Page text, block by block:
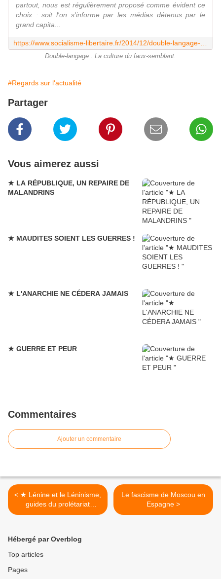
partout, nous est régulièrement proposé comme évident ce
choix : soit l'on s'informe par les médias détenus par le
grand capita...
Double-langage : La culture du faux-semblant.
#Regards sur l'actualité
Partager
Vous aimerez aussi
★ LA RÉPUBLIQUE, UN REPAIRE DE
MALANDRINS
★ MAUDITES SOIENT LES GUERRES !
★ L'ANARCHIE NE CÉDERA JAMAIS
★ GUERRE ET PEUR
Commentaires
Ajouter un commentaire
< ★ Lénine et le Léninisme,
guides du prolétariat
mondial ?
Le fascisme de Moscou en
Espagne >
Hébergé par Overblog
Top articles
Pages